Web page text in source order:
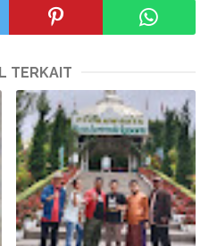
TERKAIT